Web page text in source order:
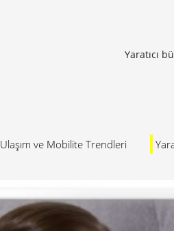
Yaratıcı
Ulaşım ve Mobilite Trendleri